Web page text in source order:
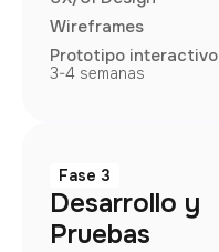
Wireframes
Prototipo interactivo
3-4 semanas
Fase 3
Desarrollo y
Pruebas